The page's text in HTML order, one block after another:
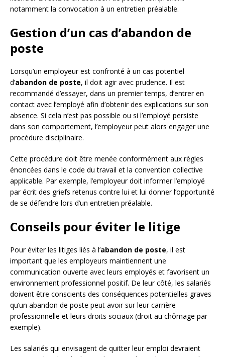
notamment la convocation à un entretien préalable.
Gestion d’un cas d’abandon de
poste
Lorsqu’un employeur est confronté à un cas potentiel
d’abandon de poste, il doit agir avec prudence. Il est
recommandé d’essayer, dans un premier temps, d’entrer en
contact avec l’employé afin d’obtenir des explications sur son
absence. Si cela n’est pas possible ou si l’employé persiste
dans son comportement, l’employeur peut alors engager une
procédure disciplinaire.
Cette procédure doit être menée conformément aux règles
énoncées dans le code du travail et la convention collective
applicable. Par exemple, l’employeur doit informer l’employé
par écrit des griefs retenus contre lui et lui donner l’opportunité
de se défendre lors d’un entretien préalable.
Conseils pour éviter le litige
Pour éviter les litiges liés à l’abandon de poste, il est
important que les employeurs maintiennent une
communication ouverte avec leurs employés et favorisent un
environnement professionnel positif. De leur côté, les salariés
doivent être conscients des conséquences potentielles graves
qu’un abandon de poste peut avoir sur leur carrière
professionnelle et leurs droits sociaux (droit au chômage par
exemple).
Les salariés qui envisagent de quitter leur emploi devraient